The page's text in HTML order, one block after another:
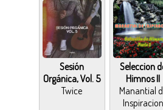
Sesión
Orgánica, Vol. 5
Twice
Seleccion
Himnos II
Manantial
Inspiracion